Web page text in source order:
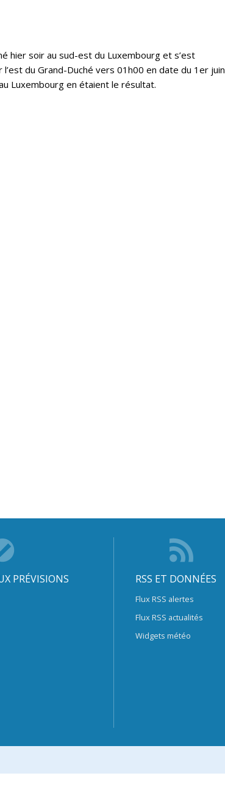
hier soir au sud-est du Luxembourg et s’est
du Grand-Duché vers 01h00 en date du 1er juin
Luxembourg en étaient le résultat.
PRÉVISIONS RSS ET DONNÉES
Flux RSS alertes
Flux RSS actualités
Widgets météo